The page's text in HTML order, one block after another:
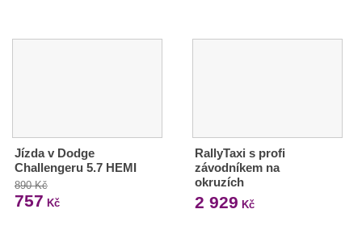
Jízda v Dodge
Challengeru 5.7 HEMI
890 Kč
757 Kč
RallyTaxi s profi
závodníkem na
okruzích
2 929 Kč